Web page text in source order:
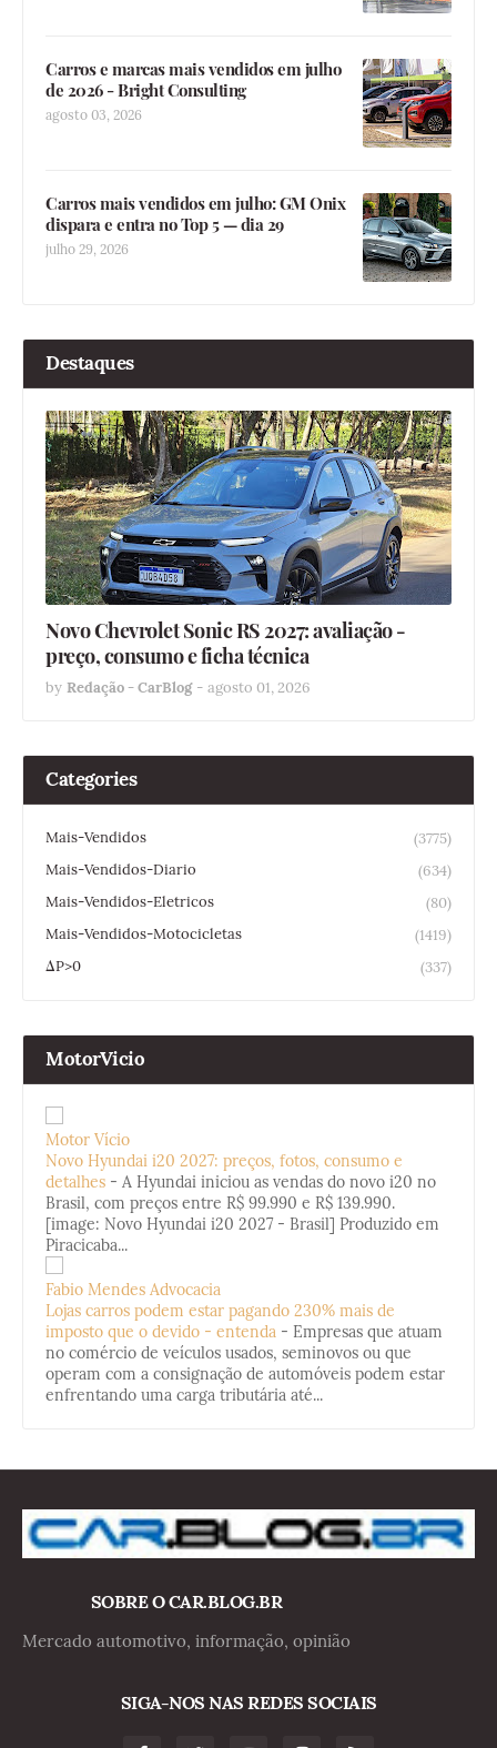
Carros e marcas mais vendidos em julho
de 2026 - Bright Consulting
agosto 03, 2026
Carros mais vendidos em julho: GM Onix
dispara e entra no Top 5 — dia 29
julho 29, 2026
Destaques
Novo Chevrolet Sonic RS 2027: avaliação -
preço, consumo e ficha técnica
by Redação - CarBlog - agosto 01, 2026
Categories
Mais-Vendidos
(3775)
Mais-Vendidos-Diario
(634)
Mais-Vendidos-Eletricos
(80)
Mais-Vendidos-Motocicletas
(1419)
ΔP>0
(337)
MotorVicio
Motor Vício
Novo Hyundai i20 2027: preços, fotos, consumo e
detalhes - A Hyundai iniciou as vendas do novo i20 no
Brasil, com preços entre R$ 99.990 e R$ 139.990.
[image: Novo Hyundai i20 2027 - Brasil] Produzido em
Piracicaba...
Fabio Mendes Advocacia
Lojas carros podem estar pagando 230% mais de
imposto que o devido - entenda - Empresas que atuam
no comércio de veículos usados, seminovos ou que
operam com a consignação de automóveis podem estar
enfrentando uma carga tributária até...
SOBRE O CAR.BLOG.BR
Mercado automotivo, informação, opinião
SIGA-NOS NAS REDES SOCIAIS